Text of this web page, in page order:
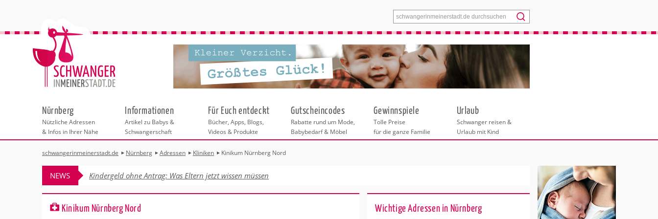
Menü
Nürnberg
Nützliche Adressen
& Infos in Ihrer Nähe
Städteauswahl
Adressen
Hebammen
Geburtshäuser
Frauenärzte
Behördengänge &
Checklisten
Beratungsstellen
Kinderwunschzentren Berlin
Schwangerschaftskurse
Erste Hilfe & Beratung
Rückbildung
Shopping
Wellness & Gesundheit
Fotografie & Dienstleistungen
Informationen
Artikel zu Babys &
Schwangerschaft
Für Euch entdeckt
Bücher, Apps, Blogs,
Videos & Produkte
Gutscheincodes
Rabatte rund um Mode,
Babybedarf & Möbel
Gewinnspiele
Tolle Preise
für die ganze Familie
Urlaub
Schwanger reisen &
Urlaub mit Kind
schwangerinmeinerstadt.de Nürnberg Adressen Kliniken Kinikum Nürnberg Nord
NEWS Kindergeld ohne Antrag: Was Eltern jetzt wissen müssen
Kinikum Nürnberg Nord Wichtige Adressen in Nürnberg